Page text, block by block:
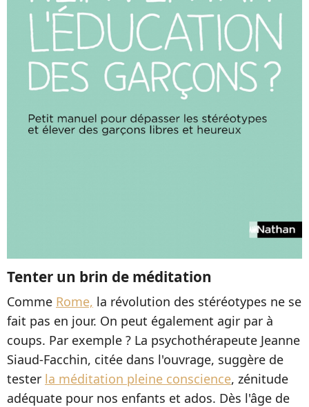
Tenter un brin de méditation
Comme Rome, la révolution des stéréotypes ne se
fait pas en jour. On peut également agir par à
coups. Par exemple ? La psychothérapeute Jeanne
Siaud-Facchin, citée dans l'ouvrage, suggère de
tester la méditation pleine conscience, zénitude
adéquate pour nos enfants et ados. Dès l'âge de